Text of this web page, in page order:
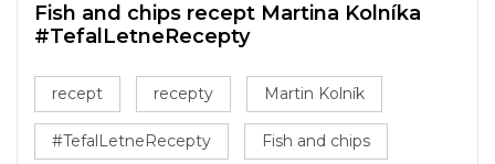
Fish and chips recept Martina Kolníka
#TefalLetneRecepty
recept recepty Martin Kolník
#TefalLetneRecepty Fish and chips